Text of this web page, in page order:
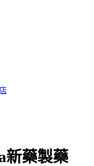
新藥製藥